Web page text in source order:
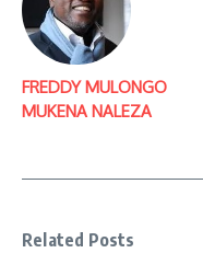
FREDDY MULONGO
MUKENA NALEZA
Related Posts